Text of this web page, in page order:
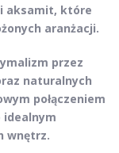
aksamit, które
aranżacji.
przez
naturalnych
połączeniem
wnętrz.